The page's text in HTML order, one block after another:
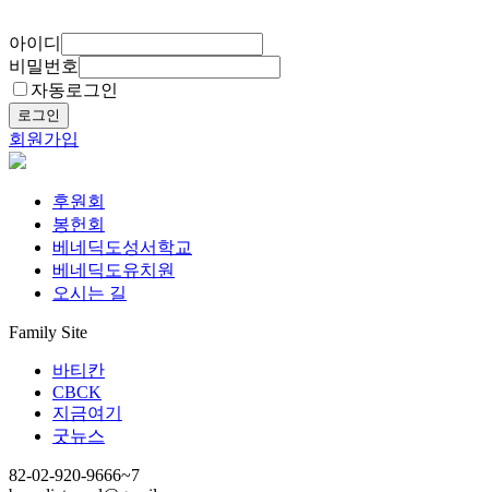
아이디
비밀번호
자동로그인
로그인
회원가입
후원회
봉헌회
베네딕도성서학교
베네딕도유치원
오시는 길
Family Site
바티칸
CBCK
지금여기
굿뉴스
82-02-920-9666~7